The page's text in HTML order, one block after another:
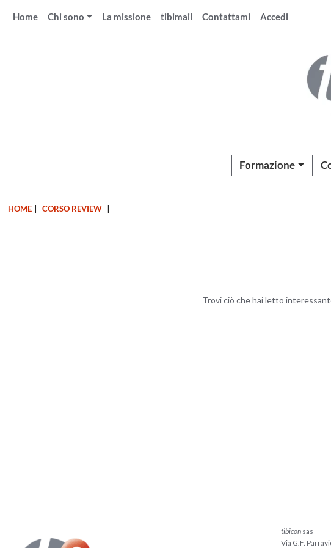
Home Chi sono La missione tibimail Contattami Accedi
Formazione
HOME CORSO REVIEW
Trovi ciò che hai letto
tibiconsas
Via G.F.